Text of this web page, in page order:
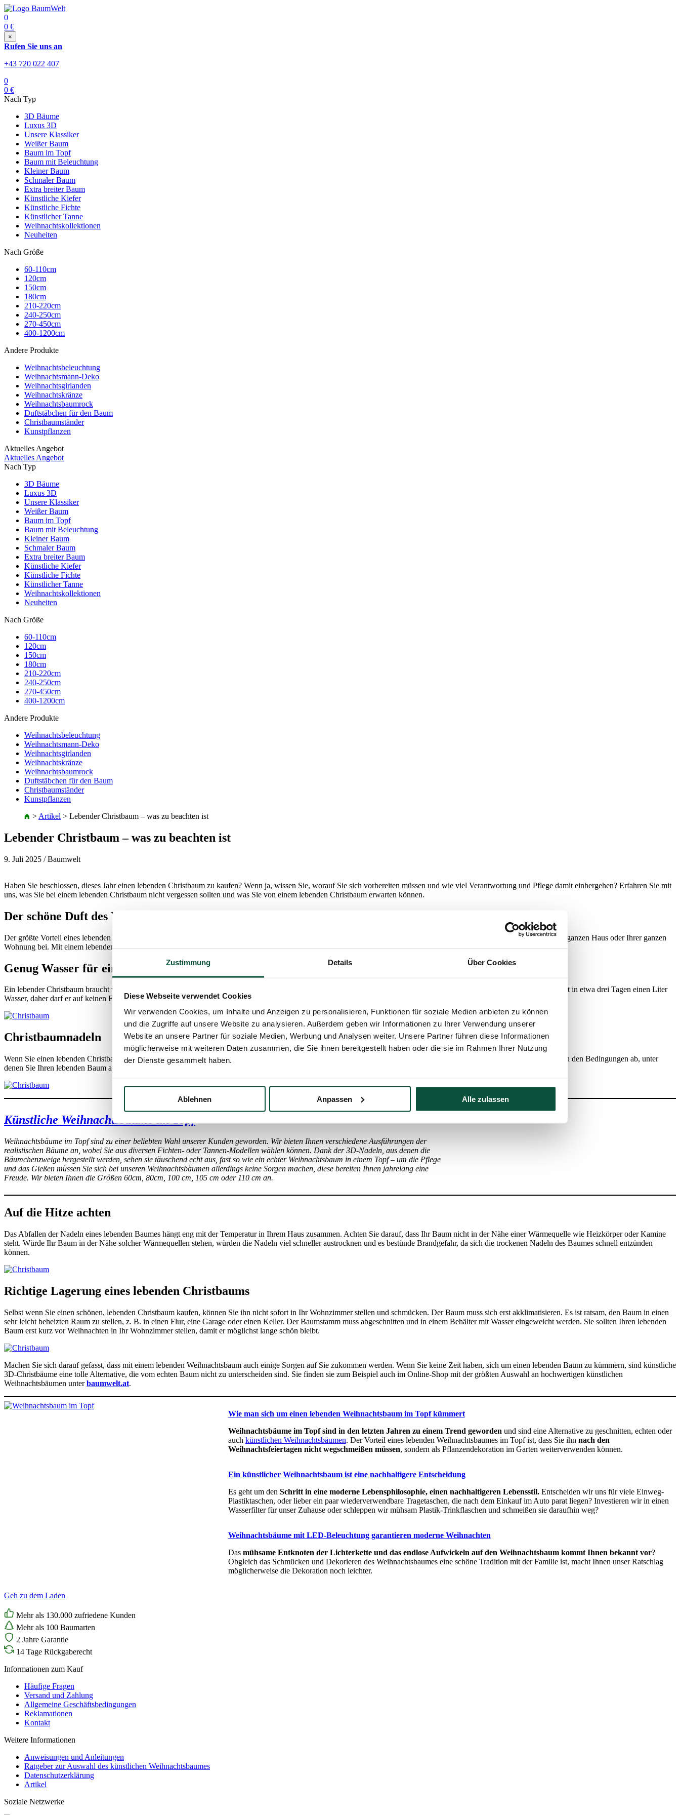
Zustimmung Details Über Cookies
Diese Webseite verwendet Cookies
Wir verwenden Cookies, um Inhalte und Anzeigen zu personalisieren, Funktionen für soziale Medien anbieten zu können
und die Zugriffe auf unsere Website zu analysieren. Außerdem geben wir Informationen zu Ihrer Verwendung unserer
Website an unsere Partner für soziale Medien, Werbung und Analysen weiter. Unsere Partner führen diese Informationen
möglicherweise mit weiteren Daten zusammen, die Sie ihnen bereitgestellt haben oder die sie im Rahmen Ihrer Nutzung
der Dienste gesammelt haben.
Ablehnen Anpassen Alle zulassen
0
0 €
×
Rufen Sie uns an
+43 720 022 407
0
0 €
Nach Typ
3D Bäume
Luxus 3D
Unsere Klassiker
Weißer Baum
Baum im Topf
Baum mit Beleuchtung
Kleiner Baum
Schmaler Baum
Extra breiter Baum
Künstliche Kiefer
Künstliche Fichte
Künstlicher Tanne
Weihnachtskollektionen
Neuheiten
Nach Größe
60-110cm
120cm
150cm
180cm
210-220cm
240-250cm
270-450cm
400-1200cm
Andere Produkte
Weihnachtsbeleuchtung
Weihnachtsmann-Deko
Weihnachtsgirlanden
Weihnachtskränze
Weihnachtsbaumrock
Duftstäbchen für den Baum
Christbaumständer
Kunstpflanzen
Aktuelles Angebot
Aktuelles Angebot
Nach Typ
3D Bäume
Luxus 3D
Unsere Klassiker
Weißer Baum
Baum im Topf
Baum mit Beleuchtung
Kleiner Baum
Schmaler Baum
Extra breiter Baum
Künstliche Kiefer
Künstliche Fichte
Künstlicher Tanne
Weihnachtskollektionen
Neuheiten
Nach Größe
60-110cm
120cm
150cm
180cm
210-220cm
240-250cm
270-450cm
400-1200cm
Andere Produkte
Weihnachtsbeleuchtung
Weihnachtsmann-Deko
Weihnachtsgirlanden
Weihnachtskränze
Weihnachtsbaumrock
Duftstäbchen für den Baum
Christbaumständer
Kunstpflanzen
> Artikel > Lebender Christbaum – was zu beachten ist
Lebender Christbaum – was zu beachten ist
9. Juli 2025 / Baumwelt
Haben Sie beschlossen, dieses Jahr einen lebenden Christbaum zu kaufen? Wenn ja, wissen Sie, worauf Sie sich vorbereiten müssen und wie viel Verantwortung und Pflege damit einhergehen? Erfahren Sie mit
uns, was Sie bei einem lebenden Christbaum nicht vergessen sollten und was Sie von einem lebenden Christbaum erwarten können.
Der schöne Duft des Waldes
Der größte Vorteil eines lebenden Christbaums ist zweifelsohne sein Duft. Der wunderschöne Duft von echten Nadeln trägt zu einer gemütlichen Weihnachtsstimmung in Ihrem ganzen Haus oder Ihrer ganzen
Wohnung bei. Mit einem lebenden Christbaum holen Sie sich einfach ein Stück Wald in Ihr Wohnzimmer.
Genug Wasser für einen lebenden Christbaum
Ein lebender Christbaum braucht viel Feuchtigkeit, deshalb sollten Sie dafür sorgen, dass er immer genügend frisches Wasser im Ständer hat. Ein lebender Christbaum verbraucht in etwa drei Tagen einen Liter
Wasser, daher darf er auf keinen Fall ohne Feuchtigkeit bleiben.
Christbaumnadeln
Wenn Sie einen lebenden Christbaum haben wollen, müssen Sie damit rechnen, dass seine Nadeln mehr oder weniger abfallen. Die Intensität des Nadelfalles hängt vor allem von den Bedingungen ab, unter
denen Sie Ihren lebenden Baum aufstellen und wie Sie ihn pflegen. Halten Sie jedoch für alle Fälle einen Staubsauger bereit.
Künstliche Weihnachtsbäume im Topf
Weihnachtsbäume im Topf sind zu einer beliebten Wahl unserer Kunden geworden. Wir bieten Ihnen verschiedene Ausführungen der
realistischen Bäume an, wobei Sie aus diversen Fichten- oder Tannen-Modellen wählen können. Dank der 3D-Nadeln, aus denen die
Bäumchenzweige hergestellt werden, sehen sie täuschend echt aus, fast so wie ein echter Weihnachtsbaum in einem Topf – um die Pflege
und das Gießen müssen Sie sich bei unseren Weihnachtsbäumen allerdings keine Sorgen machen, diese bereiten Ihnen jahrelang eine
Freude. Wir bieten Ihnen die Größen 60cm, 80cm, 100 cm, 105 cm oder 110 cm an.
Auf die Hitze achten
Das Abfallen der Nadeln eines lebenden Baumes hängt eng mit der Temperatur in Ihrem Haus zusammen. Achten Sie darauf, dass Ihr Baum nicht in der Nähe einer Wärmequelle wie Heizkörper oder Kamine
steht. Würde Ihr Baum in der Nähe solcher Wärmequellen stehen, würden die Nadeln viel schneller austrocknen und es bestünde Brandgefahr, da sich die trockenen Nadeln des Baumes schnell entzünden
können.
Richtige Lagerung eines lebenden Christbaums
Selbst wenn Sie einen schönen, lebenden Christbaum kaufen, können Sie ihn nicht sofort in Ihr Wohnzimmer stellen und schmücken. Der Baum muss sich erst akklimatisieren. Es ist ratsam, den Baum in einen
sehr leicht beheizten Raum zu stellen, z. B. in einen Flur, eine Garage oder einen Keller. Der Baumstamm muss abgeschnitten und in einem Behälter mit Wasser eingeweicht werden. Sie sollten Ihren lebenden
Baum erst kurz vor Weihnachten in Ihr Wohnzimmer stellen, damit er möglichst lange schön bleibt.
Machen Sie sich darauf gefasst, dass mit einem lebenden Weihnachtsbaum auch einige Sorgen auf Sie zukommen werden. Wenn Sie keine Zeit haben, sich um einen lebenden Baum zu kümmern, sind künstliche
3D-Christbäume eine tolle Alternative, die vom echten Baum nicht zu unterscheiden sind. Sie finden sie zum Beispiel auch im Online-Shop mit der größten Auswahl an hochwertigen künstlichen
Weihnachtsbäumen unterbaumwelt.at.
Wie man sich um einen lebenden Weihnachtsbaum im Topf kümmert
Weihnachtsbäume im Topf sind in den letzten Jahren zu einem Trend geworden und sind eine Alternative zu geschnitten, echten oder
auch künstlichen Weihnachtsbäumen. Der Vorteil eines lebenden Weihnachtsbaumes im Topf ist, dass Sie ihn nach den
Weihnachtsfeiertagen nicht wegschmeißen müssen, sondern als Pflanzendekoration im Garten weiterverwenden können.
Ein künstlicher Weihnachtsbaum ist eine nachhaltigere Entscheidung
Es geht um den Schritt in eine moderne Lebensphilosophie, einen nachhaltigeren Lebensstil.Entscheiden wir uns für viele Einweg-
Plastiktaschen, oder lieber ein paar wiederverwendbare Tragetaschen, die nach dem Einkauf im Auto parat liegen? Investieren wir in einen
Wasserfilter für unser Zuhause oder schleppen wir mühsam Plastik-Trinkflaschen und schmeißen sie daraufhin weg?
Weihnachtsbäume mit LED-Beleuchtung garantieren moderne Weihnachten
Das mühsame Entknoten der Lichterkette und das endlose Aufwickeln auf den Weihnachtsbaum kommt Ihnen bekannt vor?
Obgleich das Schmücken und Dekorieren des Weihnachtsbaumes eine schöne Tradition mit der Familie ist, macht Ihnen unser Ratschlag
möglicherweise die Dekoration noch leichter.
Geh zu dem Laden
Mehr als 130.000 zufriedene Kunden
Mehr als 100 Baumarten
2 Jahre Garantie
14 Tage Rückgaberecht
Informationen zum Kauf
Häufige Fragen
Versand und Zahlung
Allgemeine Geschäftsbedingungen
Reklamationen
Kontakt
Weitere Informationen
Anweisungen und Anleitungen
Ratgeber zur Auswahl des künstlichen Weihnachtsbaumes
Datenschutzerklärung
Artikel
Soziale Netzwerke